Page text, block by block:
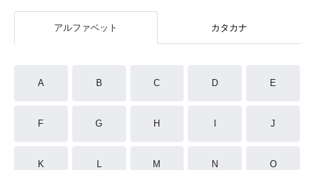
アルファベット カタカナ
A B C D E
F G H J
K L M N O